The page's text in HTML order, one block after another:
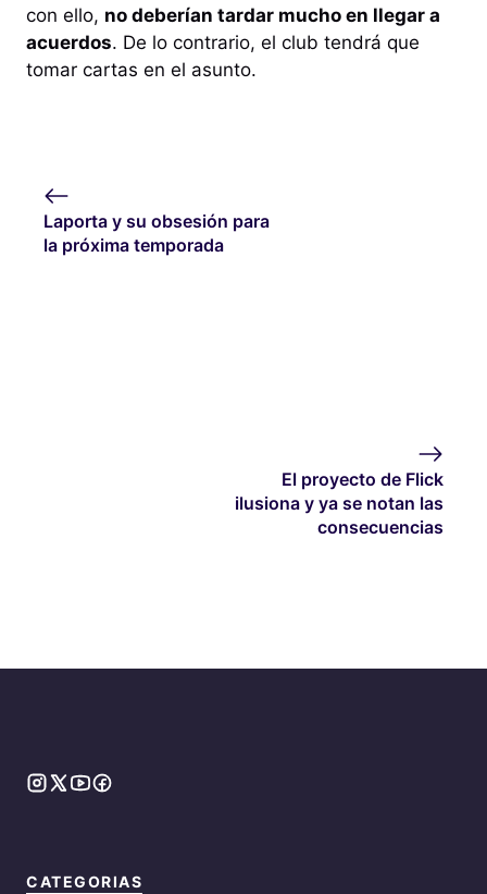
con ello, no deberían tardar mucho en llegar a
acuerdos. De lo contrario, el club tendrá que
tomar cartas en el asunto.
Laporta y su obsesión para
la próxima temporada
El proyecto de Flick
ilusiona y ya se notan las
consecuencias
CATEGORIAS